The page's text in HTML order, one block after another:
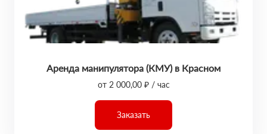
Аренда манипулятора (КМУ) в Красном
от 2 000,00 ₽ / час
Заказать